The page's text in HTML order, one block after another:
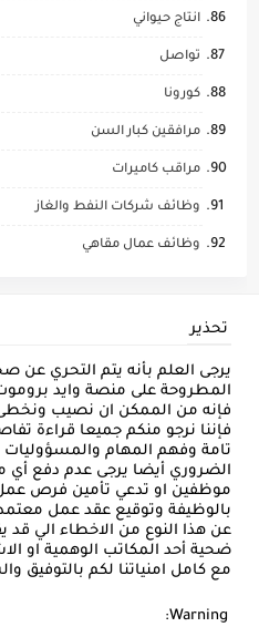
انتاج حيواني
تواصل
كورونا
مرافقين كبار السن
مراقب كاميرات
وظائف شركات النفط والغاز
وظائف عمال مقاهي
تحذير
يرجى العلم بأنه يتم التحري عن
المطروحة على منصة وايد
فإنه من الممكن ان نصيب
فإننا نرجو منكم جميعا قراءة
تامة وفهم المهام والمسؤوليات
الضروري أيضا يرجى عدم دفع أي
موظفين او تدعي تأمين فرص عمل
بالوظيفة وتوقيع عقد عمل
عن هذا النوع من الاخطاء الي قد
ضحية أحد المكاتب الوهمية او
مع كامل امنياتنا لكم بالتوفيق
Warning: